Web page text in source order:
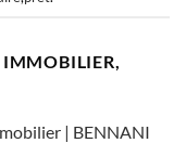
| BENNANI